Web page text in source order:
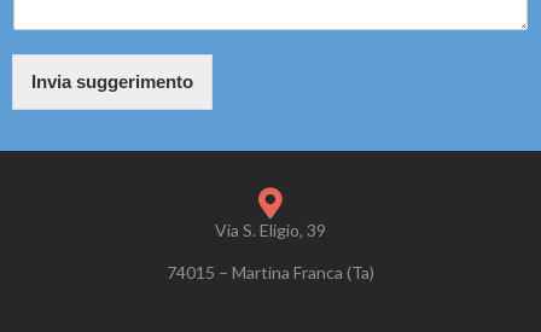
Invia suggerimento
Via S. Eligio, 39
74015 – Martina Franca (Ta)